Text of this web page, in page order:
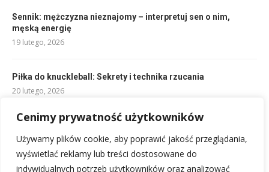
Cenimy prywatność użytkowników
Używamy plików cookie, aby poprawić jakość przeglądania,
wyświetlać reklamy lub treści dostosowane do
indywidualnych potrzeb użytkowników oraz analizować
Sennik: mężczyzna nieznajomy – interpretuj sen o nim,
męską energię
19 lutego, 2026
Piłka do knuckleball: Sekrety i technika rzucania
20 lutego, 2026
Jak złożyć życzenia na Dzień Ojca?
Najlepsze pomysły na GIF i kartki
10 lipca, 2026